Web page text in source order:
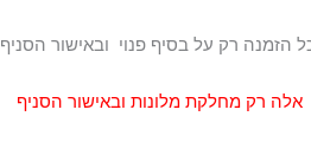
הזמנה רק על בסיף פנוי ובאישור
אלה רק מחלקת מלונות ובאישור הסניף